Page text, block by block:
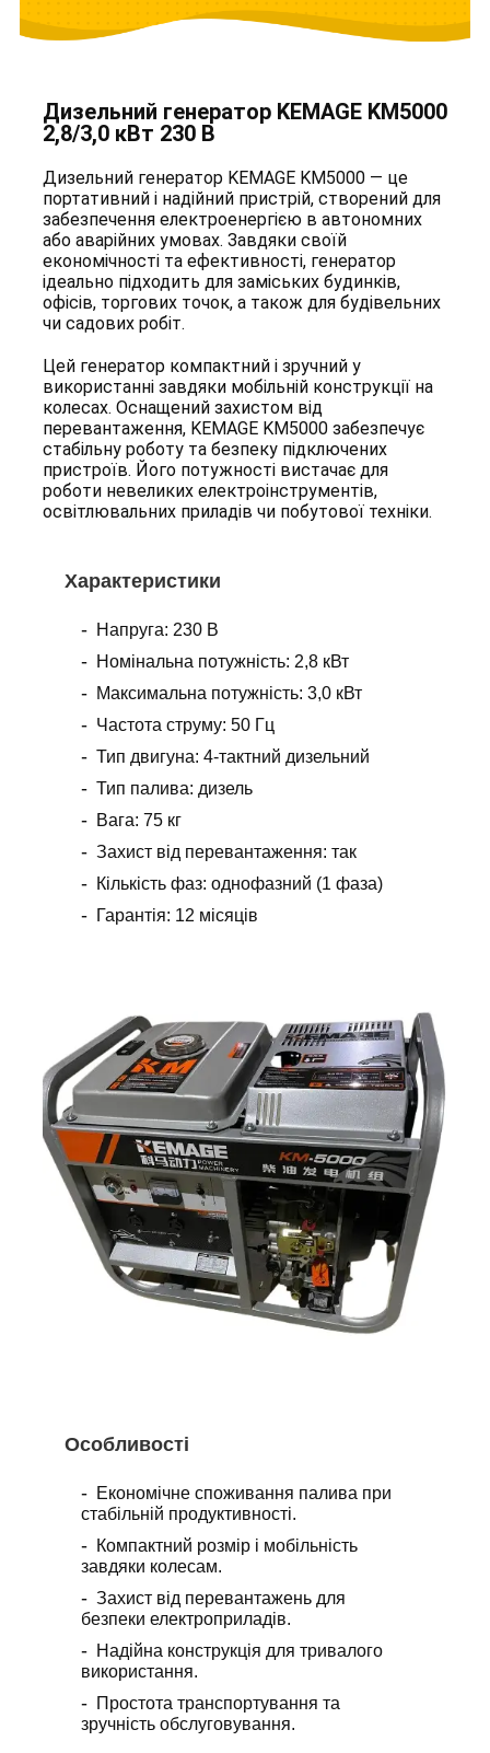
Дизельний генератор KEMAGE KM5000
2,8/3,0 кВт 230 В
Дизельний генератор KEMAGE KM5000 — це
портативний і надійний пристрій, створений для
забезпечення електроенергією в автономних
або аварійних умовах. Завдяки своїй
економічності та ефективності, генератор
ідеально підходить для заміських будинків,
офісів, торгових точок, а також для будівельних
чи садових робіт.
Цей генератор компактний і зручний у
використанні завдяки мобільній конструкції на
колесах. Оснащений захистом від
перевантаження, KEMAGE KM5000 забезпечує
стабільну роботу та безпеку підключених
пристроїв. Його потужності вистачає для
роботи невеликих електроінструментів,
освітлювальних приладів чи побутової техніки.
Характеристики
Напруга: 230 В
Номінальна потужність: 2,8 кВт
Максимальна потужність: 3,0 кВт
Частота струму: 50 Гц
Тип двигуна: 4-тактний дизельний
Тип палива: дизель
Вага: 75 кг
Захист від перевантаження: так
Кількість фаз: однофазний (1 фаза)
Гарантія: 12 місяців
Особливості
Економічне споживання палива при
стабільній продуктивності.
Компактний розмір і мобільність
завдяки колесам.
Захист від перевантажень для
безпеки електроприладів.
Надійна конструкція для тривалого
використання.
Простота транспортування та
зручність обслуговування.